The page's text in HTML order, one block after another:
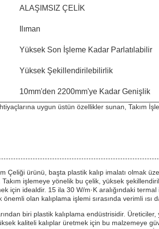
ALAŞIMSIZ ÇELİK
Ilıman
Yüksek Son İşleme Kadar Parlatılabilir
Yüksek Şekillendirilebilirlik
10mm'den 2200mm'ye Kadar Genişlik
uygun üstün özellikler sunan, Takım
Çeliği ürünü, başta plastik kalıp imalatı olmak
işlemeye yönelik bu çelik, yüksek
için idealdir. 15 ila 30 W/m·K aralığındaki
olan kalıplama işlemi sırasında verimli ısı
biri plastik kalıplama endüstrisidir. Üreticiler,
kaliteli kalıplar üretmek için bu malzemeye